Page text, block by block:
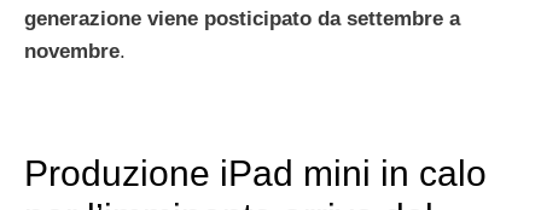
generazione viene posticipato da settembre a
novembre.
Produzione iPad mini in calo